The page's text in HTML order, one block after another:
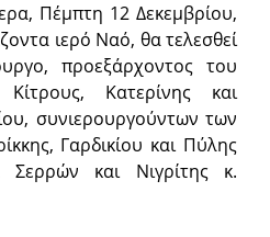
Πέμπτη 12 Δεκεμβρίου,
ιερό Ναό, θα τελεσθεί
προεξάρχοντος του
Κατερίνης και
συνιερουργούντων των
Γαρδικίου και Πύλης
και Νιγρίτης κ.